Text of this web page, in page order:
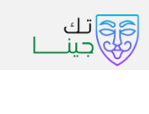
التجاوز
إلى
المحتوى